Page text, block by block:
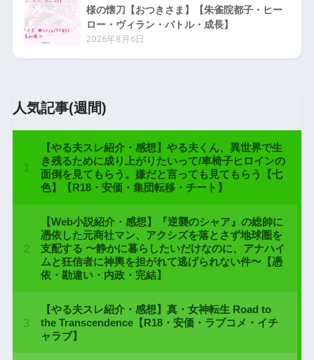
様の懐刀【おつきさま】【朱雀院都子・ヒー
ロー・ヴィラン・バトル・成長】
2026年8月6日
人気記事(週間)